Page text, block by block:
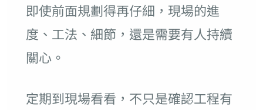
即使前面規劃得再仔細，現場的進
度、工法、細節，還是需要有人持續
關心。
定期到現場看看，不只是確認工程有